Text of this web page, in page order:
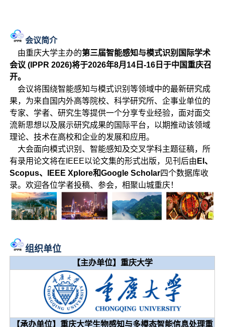
会议简介
由重庆大学主办的第三届智能感知与模式识别国际学术
会议 (IPPR 2026)将于2026年8月14日-16日于中国重庆召
开。
会议将围绕智能感知与模式识别等领域中的最新研究成
果，为来自国内外高等院校、科学研究所、企事业单位的
专家、学者、研究生等提供一个分享专业经验，面对面交
流新思想以及展示研究成果的国际平台，以期推动该领域
理论、技术在高校和企业的发展和应用。
大会面向模式识别、智能感知及交叉学科主题征稿，所
有录用论文将在IEEE以论文集的形式出版，见刊后由 EI、
Scopus、IEEE Xplore和Google Scholar四个数据库收
录。欢迎各位学者投稿、参会，相聚山城重庆！
组织单位
【主办单位】重庆大学
【承办单位】重庆大学生物感知与多模态智能信息处理重